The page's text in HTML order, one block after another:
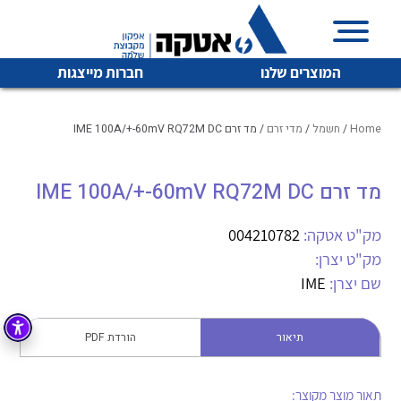
המוצרים שלנו חברות מייצגות
איכות | שרות | זמינות
והפצה של מוצרי
מיתוג, בקרה , ואינסטלציה חשמלית ופעילה ב7 תחומים:
חשמל
רובוטיקה ואוטומציה תעשייתית
Home
/ חשמל / מדי זרם / מד זרם IME 100A/+-60mV RQ72M DC
מד זרם IME 100A/+-60mV RQ72M DC
מק"ט אטקה: 004210782
מק"ט יצרן:
שם יצרן: IME
תיאור הורדת PDF
תאור מוצר מקוצר: